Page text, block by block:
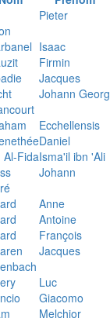
Pieter
Isaac
Firmin
Jacques
Johann Georg
Ecchellensis
Daniel
Al-FidaIsma'il ibn 'Ali
Johann
Anne
Antoine
François
Jacques
Luc
Giacomo
Melchior